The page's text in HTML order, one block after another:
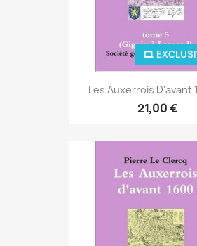
Les Auxerrois D'avant
21,00 €